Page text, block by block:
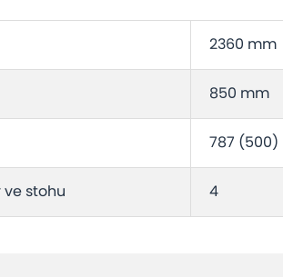
2360 mm
850 mm
787 (500)
ve stohu 4